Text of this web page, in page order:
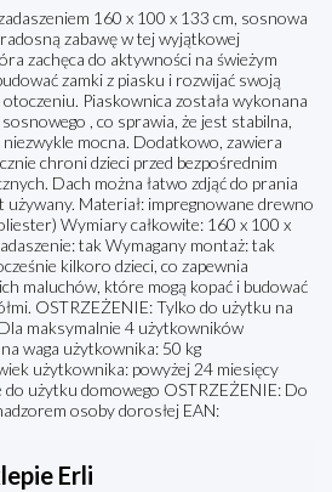
160 x 100 x 133 cm, sosnowa
zabawę w tej wyjątkowej
zachęca do aktywności na świeżym
zamki z piasku i rozwijać swoją
Piaskownica została wykonana
, co sprawia, że jest stabilna,
mocna. Dodatkowo, zawiera
chroni dzieci przed bezpośrednim
Dach można łatwo zdjąć do prania
używany. Materiał: impregnowane drewno
Wymiary całkowite: 160 x 100 x
tak Wymagany montaż: tak
kilkoro dzieci, co zapewnia
maluchów, które mogą kopać i budować
OSTRZEŻENIE: Tylko do użytku na
maksymalnie 4 użytkowników
waga użytkownika: 50 kg
użytkownika: powyżej 24 miesięcy
do użytku domowego OSTRZEŻENIE: Do
osoby dorosłej EAN:
Erli